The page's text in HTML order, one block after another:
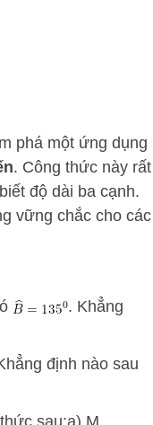
phá một ứng dụng
. Công thức này rất
độ dài ba cạnh.
vững chắc cho các
. Khẳng
định nào sau
sau:a) M